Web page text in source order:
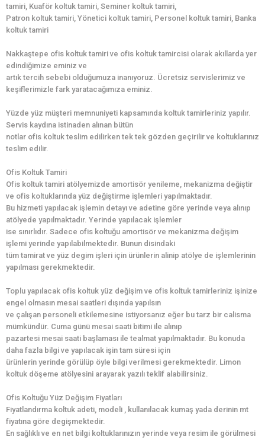
tamiri, Kuaför koltuk tamiri, Seminer koltuk tamiri,
Patron koltuk tamiri, Yönetici koltuk tamiri, Personel koltuk tamiri, Banka
koltuk tamiri
Nakkaştepe ofis koltuk tamiri ve ofis koltuk tamircisi olarak akıllarda yer
edindiğimize eminiz ve
artık tercih sebebi olduğumuza inanıyoruz. Ücretsiz servislerimiz ve
keşiflerimizle fark yaratacağımıza eminiz.
Yüzde yüz müşteri memnuniyeti kapsamında koltuk tamirleriniz yapılır.
Servis kaydına istinaden alınan bütün
notlar ofis koltuk teslim edilirken tek tek gözden geçirilir ve koltuklarınız
teslim edilir.
Ofis Koltuk Tamiri
Ofis koltuk tamiri atölyemizde amortisör yenileme, mekanizma değiştir
ve ofis koltuklarında yüz değiştirme işlemleri yapılmaktadır.
Bu hizmeti yapılacak işlemin detayı ve adetine göre yerinde veya alınıp
atölyede yapılmaktadır. Yerinde yapılacak işlemler
ise sınırlıdır. Sadece ofis koltuğu amortisör ve mekanizma değişim
işlemi yerinde yapılabilmektedir. Bunun disindaki
tüm tamirat ve yüz degim işleri için ürünlerin alinip atölye de işlemlerinin
yapılması gerekmektedir.
Toplu yapılacak ofis koltuk yüz değişim ve ofis koltuk tamirleriniz işinize
engel olmasın mesai saatleri dışında yapılsın
ve çalışan personeli etkilemesine istiyorsanız eğer bu tarz bir calisma
mümkündür. Cuma günü mesai saati bitimi ile alınıp
pazartesi mesai saati başlaması ile tealmat yapılmaktadır. Bu konuda
daha fazla bilgi ve yapılacak işin tam süresi için
ürünlerin yerinde görülüp öyle bilgi verilmesi gerekmektedir. Limon
koltuk döşeme atölyesini arayarak yazılı teklif alabilirsiniz.
Ofis Koltuğu Yüz Değişim Fiyatları
Fiyatlandırma koltuk adeti, modeli , kullanılacak kumaş yada derinin mt
fiyatına göre degişmektedir.
En sağlıklı ve en net bilgi koltuklarınızın yerinde veya resim ile görülmesi